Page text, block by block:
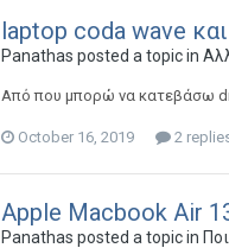
laptop coda wave
Panathas posted a topic in
Από που μπορώ να κατεβάσω
October 16, 2019 2
Apple Macbook Air
Panathas posted a topic in